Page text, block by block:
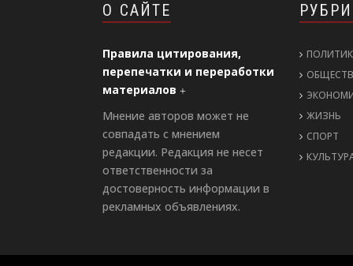
О САЙТЕ
Правила цитирования,
перепечатки и переработки
материалов
Мнение авторов может не
совпадать с мнением
редакции. Редакция не несет
ответственности за
достоверность информации в
рекламных объявлениях.
ЖИЗНЬ
СПОРТ